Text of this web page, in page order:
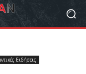
Ειδήσεις